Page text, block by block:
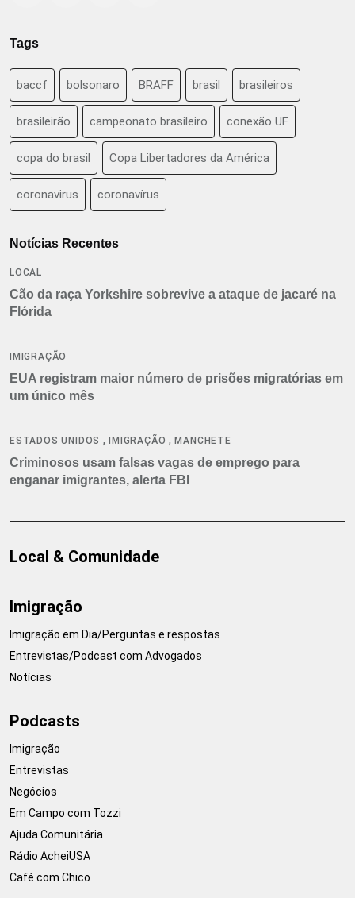
Tags
baccf bolsonaro BRAFF brasil brasileiros
brasileirão campeonato brasileiro conexão UF
copa do brasil Copa Libertadores da América
coronavirus coronavírus
Notícias Recentes
LOCAL
Cão da raça Yorkshire sobrevive a ataque de jacaré na
Flórida
IMIGRAÇÃO
EUA registram maior número de prisões migratórias em
um único mês
ESTADOS UNIDOS , IMIGRAÇÃO ,MANCHETE
Criminosos usam falsas vagas de emprego para
enganar imigrantes, alerta FBI
Local & Comunidade
Imigração
Imigração em Dia/Perguntas e respostas
Entrevistas/Podcast com Advogados
Notícias
Podcasts
Imigração
Entrevistas
Negócios
Em Campo com Tozzi
Ajuda Comunitária
Rádio AcheiUSA
Café com Chico